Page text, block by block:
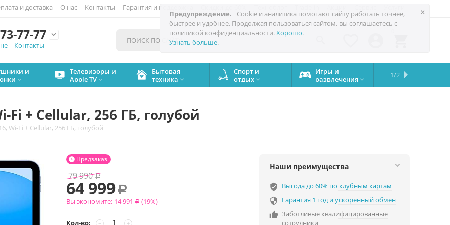
×
Предупреждение.
Cookie и аналитика помогают сайту работать точнее,
быстрее и удобнее. Продолжая пользоваться сайтом, вы соглашаетесь с
политикой конфиденциальности.Хорошо.
Узнать больше.
и доставка О нас Контакты Гарантия и поддержка
77-77

Контакты
и

Телевизоры и
Apple TV 
Бытовая
техника 
Спорт и
отдых 
Игры и
развлечения 
Сервисный
центр
Сравните
iPhone
Подарки
на все
случаи
Запчасти
Бренды
1/2
Fi + Cellular, 256 ГБ, голубой
Wi-Fi + Cellular, 256 ГБ, голубой
Предзаказ

79 990 Р
64 999 Р
Вы экономите: 14 991 Р (19%)
Кол-во: +
−
Наши преимущества
verified_user Выгода до 60% по клубным картам
 Гарантия 1 год и ускоренный обмен
 Заботливые квалифицированные
сотрудники